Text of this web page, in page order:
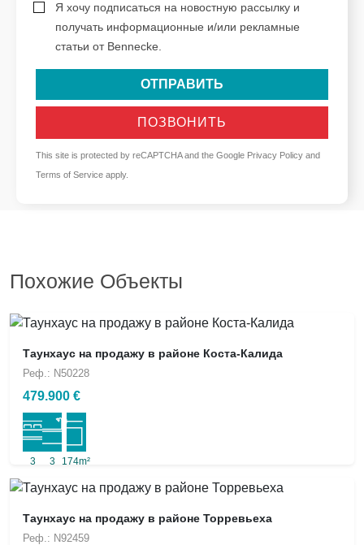
Я хочу подписаться на новостную рассылку и
получать информационные и/или рекламные
статьи от Bennecke.
ОТПРАВИТЬ
ПОЗВОНИТЬ
This site is protected by reCAPTCHA and the Google Privacy Policy and
Terms of Service apply.
Похожие Объекты
Таунхаус на продажу в районе Коста-Калида
Реф.: N50228
479.900 €
3 3 174m²
Таунхаус на продажу в районе Торревьеха
Реф.: N92459